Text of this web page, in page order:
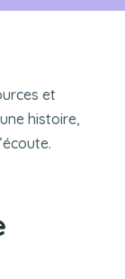
et
histoire,